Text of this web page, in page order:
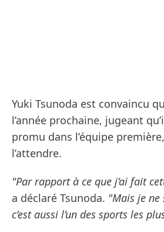
Yuki Tsunoda est convaincu
l’année prochaine, jugeant
promu dans l’équipe
l’attendre.
"Par rapport à ce que j’ai fait
a déclaré Tsunoda. "Mais je ne
c’est aussi l’un des sports les